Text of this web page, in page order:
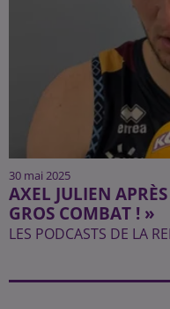
30 mai 2025
AXEL JULIEN
GROS COMBAT ! »
LES PODCASTS DE LA